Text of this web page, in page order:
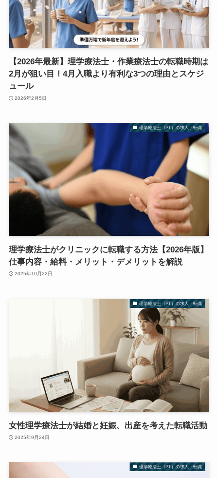
【2026年最新】理学療法士・作業療法士の転職時期は
2月が狙い目！4月入職より有利な3つの理由とスケジ
ュール
2026年2月5日
理学療法士（PT）の求人・転職
理学療法士がクリニックに転職する方法【2026年版】
仕事内容・給料・メリット・デメリットを解説
2025年10月22日
理学療法士（PT）の求人・転職
女性理学療法士が結婚と妊娠、出産を考えた転職活動
2025年9月24日
理学療法士（PT）の求人・転職